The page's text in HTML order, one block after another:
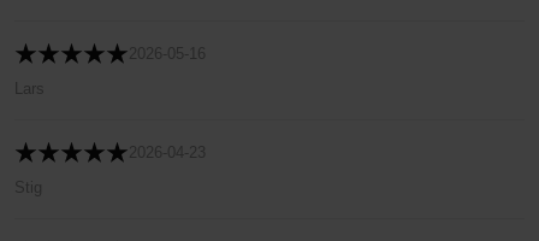
2026-05-16
Lars
2026-04-23
Stig